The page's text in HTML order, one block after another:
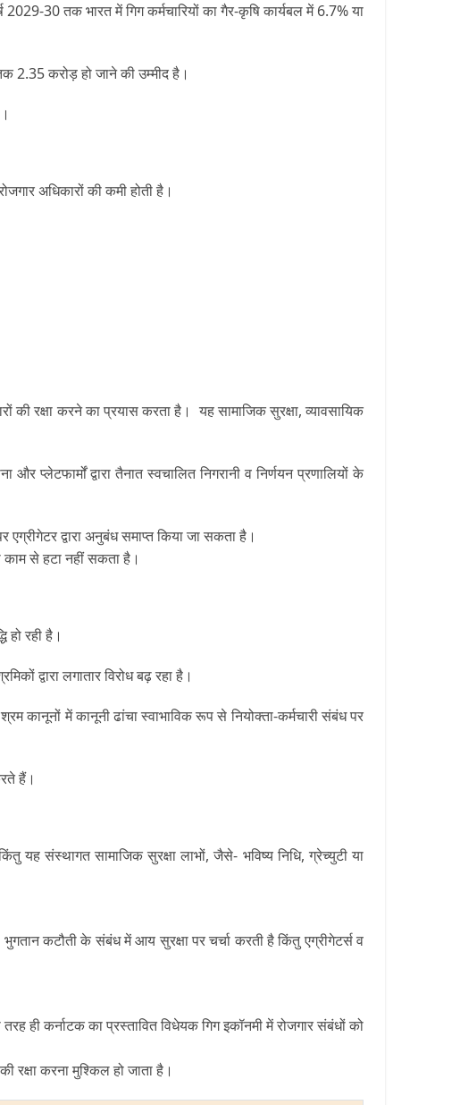
30 तक भारत में गिग कर्मचारियों का गैर-कृषि कार्यबल में 6.7% या
2.35 करोड़ हो जाने की उम्मीद है।
अधिकारों की कमी होती है।
की रक्षा करने का प्रयास करता है। यह सामाजिक सुरक्षा,व्यावसायिक
प्लेटफार्मों द्वारा तैनात स्वचालित निगरानी व निर्णयन प्रणालियों के
द्वारा अनुबंध समाप्त किया जा सकता है।
काम से हटा नहीं सकता है।
रही है।
द्वारा लगातार विरोध बढ़ रहा है।
कानूनों में कानूनी ढांचा स्वाभाविक रूप से नियोक्ता-कर्मचारी संबंध पर
हैं।
यह संस्थागत सामाजिक सुरक्षा लाभों, जैसे- भविष्य निधि, ग्रेच्युटी या
कटौती के संबंध में आय सुरक्षा पर चर्चा करती है किंतु एग्रीगेटर्स व
ही कर्नाटक का प्रस्तावित विधेयक गिग इकॉनमी में रोजगार संबंधों को
रक्षा करना मुश्किल हो जाता है।